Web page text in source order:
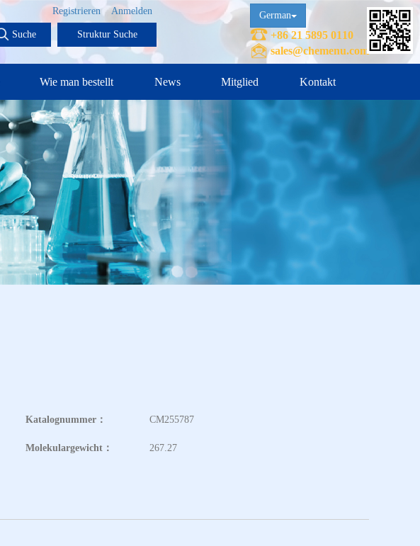
Anmelden
Registrieren
Suche Struktur Suche
German
+86 21 5895 0110
sales@chemenu.com
Wie man bestellt News Mitglied Kontakt
Katalognummer： CM255787
Molekulargewicht： 267.27